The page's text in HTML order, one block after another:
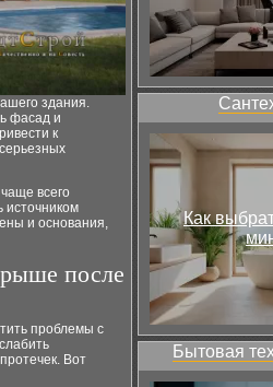
здания.
фасад и
к
всего
источником
и основания,
после
проблемы с
Вот
Как
Бытовая